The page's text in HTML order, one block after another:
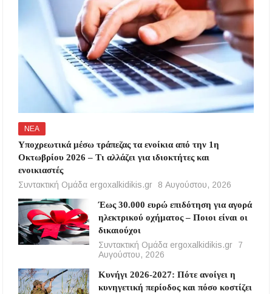
ΝΕΑ
Υποχρεωτικά μέσω τράπεζας τα ενοίκια από την 1η
Οκτωβρίου 2026 – Τι αλλάζει για ιδιοκτήτες και
ενοικιαστές
Συντακτική Ομάδα ergoxalkidikis.gr
8 Αυγούστου, 2026
Έως 30.000 ευρώ επιδότηση για αγορά
ηλεκτρικού οχήματος – Ποιοι είναι οι
δικαιούχοι
Συντακτική Ομάδα ergoxalkidikis.gr
7
Αυγούστου, 2026
Κυνήγι 2026-2027: Πότε ανοίγει η
κυνηγετική περίοδος και πόσο κοστίζει